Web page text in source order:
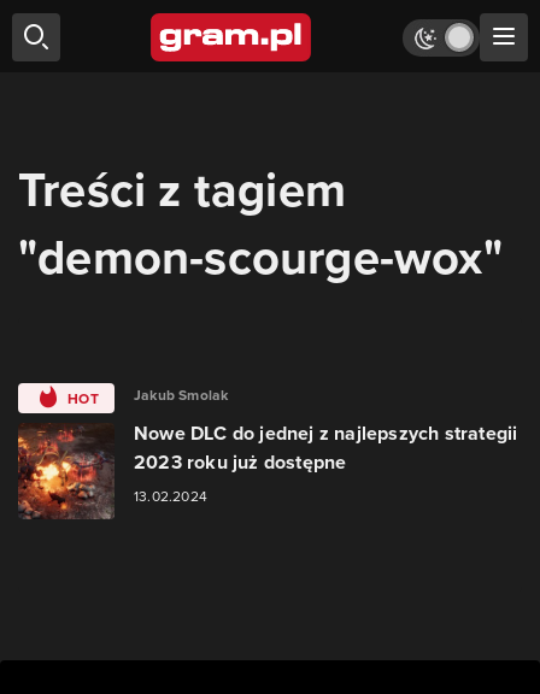
Treści z tagiem
"demon-scourge-wox"
HOT Jakub Smolak
Nowe DLC do jednej z najlepszych strategii
2023 roku już dostępne
13.02.2024